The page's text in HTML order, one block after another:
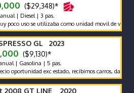
($29,348)*
| Diesel | 3 pas.
uso se utilizaba como unidad movil de video
GL 2023
($9,130)*
| Gasolina | 5 pas.
exc estado, recibimos carros, damos
2008 GT LINE 2020